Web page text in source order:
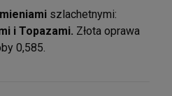
szlachetnymi:
i Topazami. Złota oprawa
0,585.